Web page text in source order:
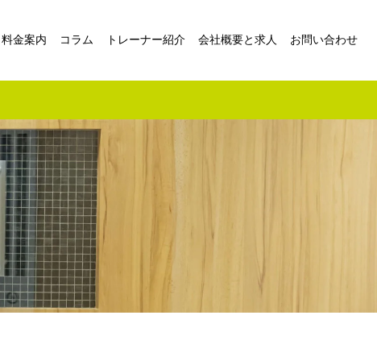
料金案内 コラム トレーナー紹介 会社概要と求人 お問い合わせ